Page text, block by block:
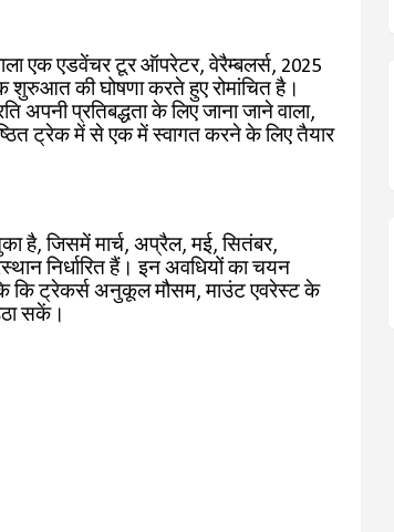
एक एडवेंचर टूर ऑपरेटर, वेरैम्बलर्स, 2025
की घोषणा करते हुए रोमांचित है।
अपनी प्रतिबद्धता के लिए जाना जाने वाला,
ट्रेक में से एक में स्वागत करने के लिए तैयार
है, जिसमें मार्च, अप्रैल, मई, सितंबर,
निर्धारित हैं। इन अवधियों का चयन
कि ट्रेकर्स अनुकूल मौसम, माउंट एवरेस्ट के
सकें।